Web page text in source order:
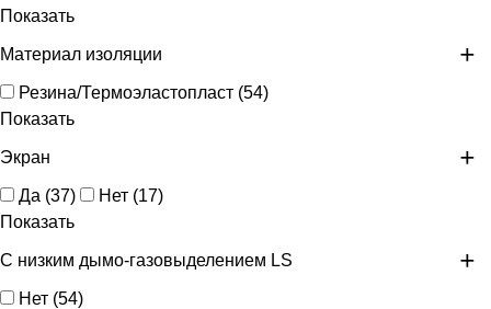
Показать
Материал изоляции
Резина/Термоэластопласт (54)
Показать
Экран
Да (37) Нет (17)
Показать
С низким дымо-газовыделением LS
Нет (54)